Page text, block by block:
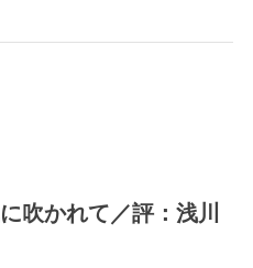
吹かれて／評：浅川